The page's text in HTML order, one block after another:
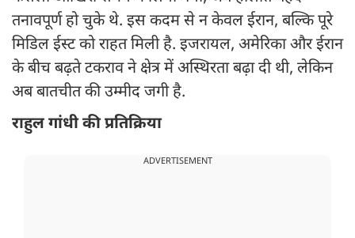
तनावपूर्ण हो चुके थे. इस कदम से न केवल ईरान, बल्कि पूरे
मिडिल ईस्ट को राहत मिली है. इजरायल, अमेरिका और ईरान
के बीच बढ़ते टकराव ने क्षेत्र में अस्थिरता बढ़ा दी थी, लेकिन
अब बातचीत की उम्मीद जगी है.
राहुल गांधी की प्रतिक्रिया
ADVERTISEMENT